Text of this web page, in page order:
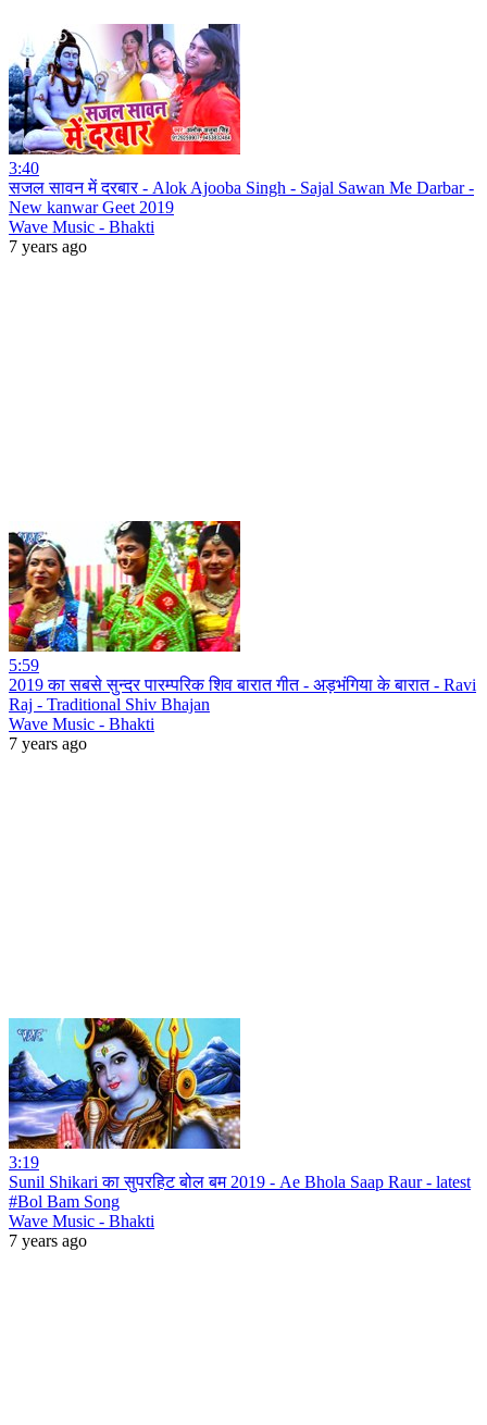
3:40
सजल सावन में दरबार - Alok Ajooba Singh - Sajal Sawan Me Darbar -
New kanwar Geet 2019
Wave Music - Bhakti
7 years ago
5:59
2019 का सबसे सुन्दर पारम्परिक शिव बारात गीत - अड़भंगिया के बारात - Ravi
Raj - Traditional Shiv Bhajan
Wave Music - Bhakti
7 years ago
3:19
Sunil Shikari का सुपरहिट बोल बम 2019 - Ae Bhola Saap Raur - latest
#Bol Bam Song
Wave Music - Bhakti
7 years ago